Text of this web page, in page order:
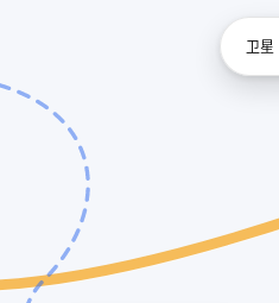
卫星